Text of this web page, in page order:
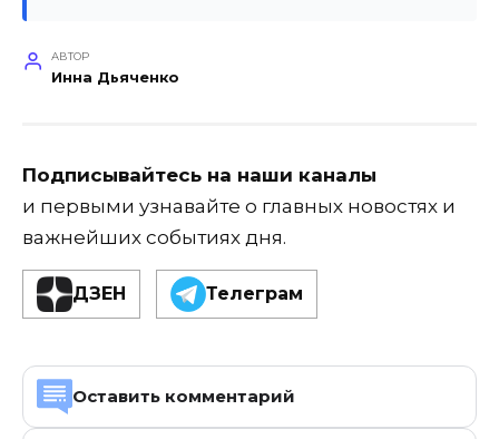
АВТОР
Инна Дьяченко
Подписывайтесь на наши каналы
и первыми узнавайте о главных новостях и
важнейших событиях дня.
ДЗЕН Телеграм
Оставить комментарий